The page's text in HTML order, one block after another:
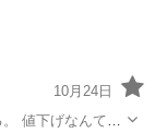
10月24日
値下げなんてし